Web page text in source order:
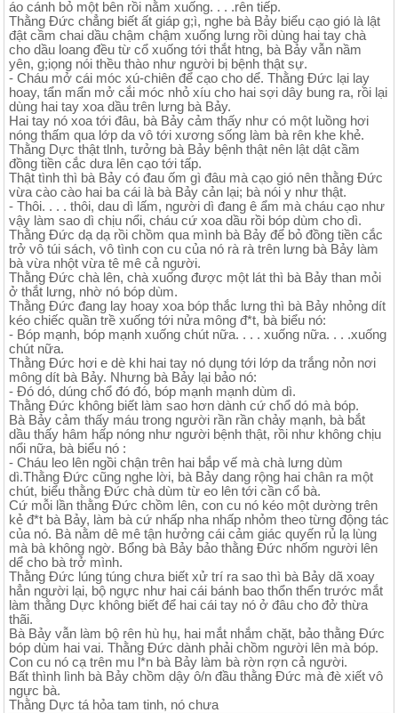
áo cánh bỏ một bên rồi nằm xuống. . . .rên tiếp.
Thằng Đức chẳng biết ất giáp g;ì, nghe bà Bảy biểu cạo gió là lật
đật cầm chai dầu chậm chậm xuống lưng rồi dùng hai tay chà
cho dầu loang đều từ cổ xuống tới thắt htng, bà Bảy vẫn nầm
yên, g;iọng nói thều thào như người bị bệnh thật sự.
- Cháu mở cái móc xú-chiên để cạo cho dể. Thằng Đức lại lay
hoay, tẩn mẩn mở cắi móc nhỏ xíu cho hai sợi dây bung ra, rồi lại
dùng hai tay xoa dầu trên lưng bà Bảy.
Hai tay nó xoa tới đâu, bà Bảy cảm thấy như có một luồng hơi
nóng thấm qua lớp da vô tới xương sống làm bà rên khe khẻ.
Thằng Dực thật tlnh, tưởng bà Bảy bệnh thật nên lật dật cầm
đồng tiền cắc dưa lên cạo tới tấp.
Thật tình thì bà Bảy có đau ốm gì đâu mà cạo gió nên thằng Đức
vừa cào cào hai ba cái là bà Bảy cản lại; bà nói y như thật.
- Thôi. . . . thôi, dau dì lấm, người dì đang ê ẩm mà cháu cạo như
vậy làm sao dì chịu nổi, cháu cứ xoa dầu rồi bóp dùm cho dì.
Thằng Đức dạ dạ rồi chồm qua mình bà Bảy để bỏ đồng tiền cắc
trở vô túi sách, vô tình con cu của nó rà rà trên lưng bà Bảy làm
bà vừa nhột vừa tê mê cả người.
Thằng Đức chà lên, chà xuống được một lát thì bà Bảy than mỏi
ở thắt lưng, nhờ nó bóp dùm.
Thằng Đức đang lay hoay xoa bóp thắc lưng thì bà Bảy nhỏng dít
kéo chiếc quần trề xuống tới nửa mông đ*t, bà biểu nó:
- Bóp mạnh, bóp mạnh xuống chút nữa. . . . xuống nữa. . . .xuống
chút nữa.
Thằng Đức hơi e dè khi hai tay nó dụng tới lớp da trắng nỏn nơi
mông dít bà Bảy. Nhưng bà Bảy lại bảo nó:
- Đó dó, dúng chổ đó đó, bóp mạnh mạnh dùm dì.
Thằng Đức không biết làm sao hơn dành cứ chổ dó mà bóp.
Bà Bảy cảm thấy máu trong người rần rần chảy mạnh, bà bắt
dầu thấy hâm hấp nóng như người bệnh thật, rồi như không chịu
nổi nữa, bà biểu nó :
- Cháu leo lên ngồi chận trên hai bắp vế mà chà lưng dùm
dì.Thằng Đức cũng nghe lời, bà Bảy dang rộng hai chân ra một
chút, biểu thằng Đức chà dùm từ eo lên tới cần cổ bà.
Cứ mỗi lần thằng Đức chồm lên, con cu nó kéo một dường trên
kẻ đ*t bà Bảy, làm bà cứ nhấp nha nhấp nhỏm theo từng động tác
của nó. Bà nằm dê mê tận hưởng cái cảm giác quyến rủ lạ lùng
mà bà không ngờ. Bổng bà Bảy bảo thằng Đức nhốm người lên
dể cho bà trở mình.
Thằng Đức lúng túng chưa biết xử trí ra sao thì bà Bảy dã xoay
hẳn người lại, bộ ngực như hai cái bánh bao thổn thển trước mắt
làm thằng Dực không biết để hai cái tay nó ở đâu cho đở thừa
thãi.
Bà Bảy vẫn làm bộ rên hù hụ, hai mắt nhắm chặt, bảo thằng Đức
bóp dùm hai vai. Thằng Đức dành phải chồm người lên mà bóp.
Con cu nó cạ trên mu l*n bà Bảy làm bà rờn rợn cả người.
Bất thình lình bà Bảy chồm dậy ô/n đầu thằng Đức mà đè xiết vô
ngực bà.
Thằng Dực tá hỏa tam tinh, nó chưa